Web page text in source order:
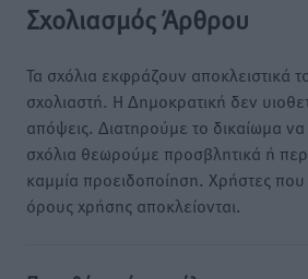
Σχολιασμός Άρθρου
Τα σχόλια εκφράζουν αποκλειστικά
σχολιαστή. Η Δημοκρατική δεν
απόψεις. Διατηρούμε το δικαίωμα
σχόλια θεωρούμε προσβλητικά ή
καμμία προειδοποίηση. Χρήστες
όρους χρήσης αποκλείονται.